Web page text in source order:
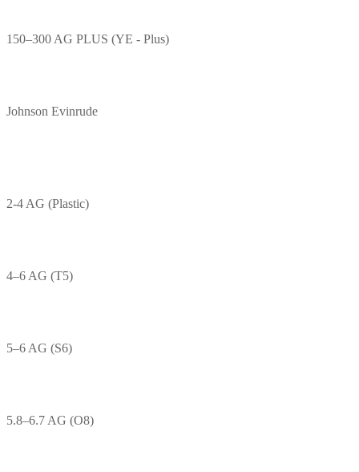
150–300 AG PLUS (YE - Plus)
Johnson Evinrude
2-4 AG (Plastic)
4–6 AG (T5)
5–6 AG (S6)
5.8–6.7 AG (O8)